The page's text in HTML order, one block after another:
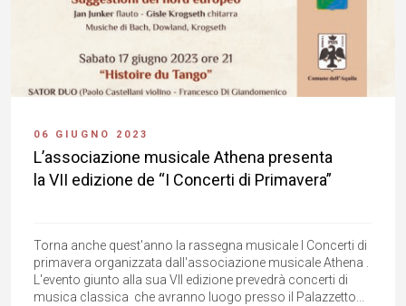
06 GIUGNO 2023
L’associazione musicale Athena presenta
la VII edizione de “I Concerti di Primavera”
Torna anche quest'anno la rassegna musicale I Concerti di
primavera organizzata dall'associazione musicale Athena .
L'evento giunto alla sua VII edizione prevedrà concerti di
musica classica che avranno luogo presso il Palazzetto...